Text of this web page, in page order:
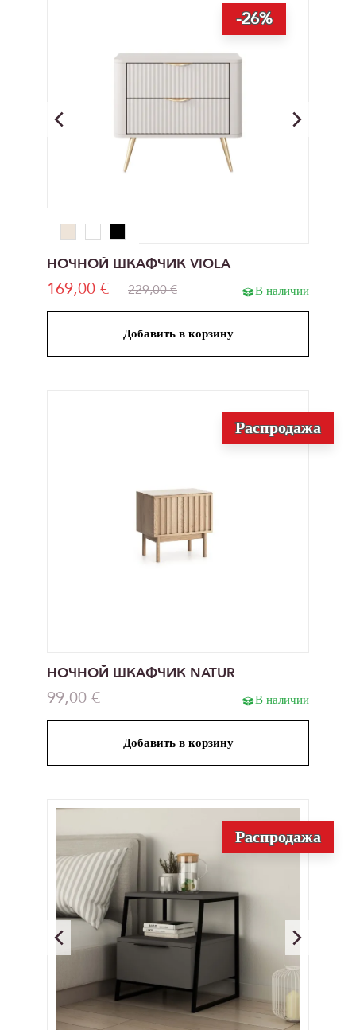
-26%
НОЧНОЙ ШКАФЧИК VIOLA
169,00 € 229,00 € В наличии
Добавить в корзину
Распродажа
НОЧНОЙ ШКАФЧИК NATUR
99,00 € В наличии
Добавить в корзину
Распродажа